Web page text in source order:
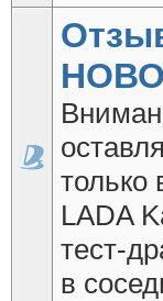
LADA
тест-
в